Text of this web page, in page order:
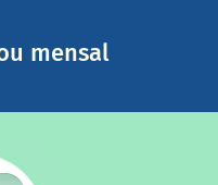
mensal